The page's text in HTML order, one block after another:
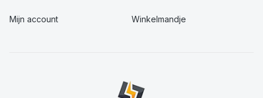
Mijn account Winkelmandje